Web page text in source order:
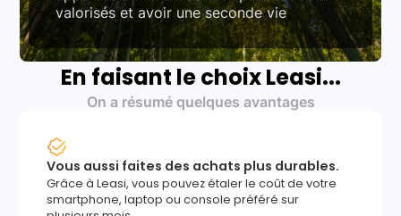
valorisés et avoir une seconde vie
En faisant le choix Leasi...
On a résumé quelques avantages
Vous aussi faites des achats plus durables.
Grâce à Leasi, vous pouvez étaler le coût de votre
smartphone, laptop ou console préféré sur